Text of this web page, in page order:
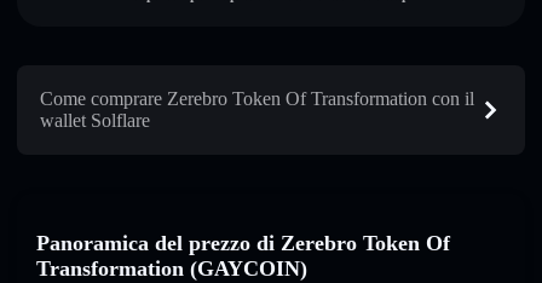
Come comprare Zerebro Token Of Transformation con il
wallet Solflare
Panoramica del prezzo di Zerebro Token Of
Transformation (GAYCOIN)